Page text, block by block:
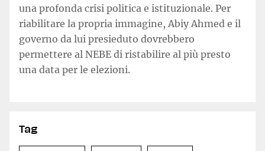
una profonda crisi politica e istituzionale. Per
riabilitare la propria immagine, Abiy Ahmed e il
governo da lui presieduto dovrebbero
permettere al NEBE di ristabilire al più presto
una data per le elezioni.
Tag